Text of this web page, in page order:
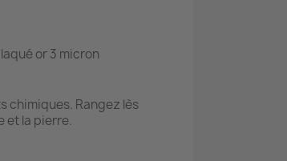
or 3 micron
chimiques. Rangez lès
et la pierre.